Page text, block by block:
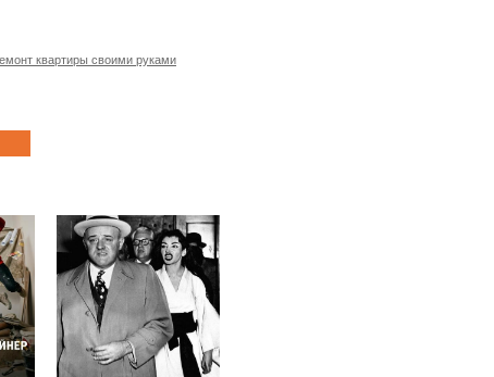
квартиры своими руками